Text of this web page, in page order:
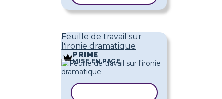
Feuille de travail sur
l'ironie dramatique
PRIME
MISE EN PAGE